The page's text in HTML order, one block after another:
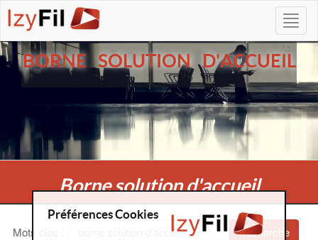
BORNE SOLUTION D'ACCUEIL
Borne solution d'accueil
Mots clés Recherche
Préférences Cookies